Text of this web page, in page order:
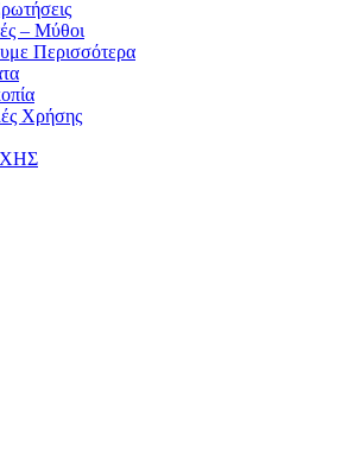
– Μύθοι
Περισσότερα
Χρήσης